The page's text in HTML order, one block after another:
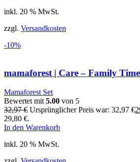
inkl. 20 % MwSt.
zzgl. Versandkosten
-10%
mamaforest | Care – Family Time
Mamaforest Set
Bewertet mit 5.00 von 5
32,97€ Ursprünglicher Preis war: 32,97 €
29,80 €.
In den Warenkorb
inkl. 20 % MwSt.